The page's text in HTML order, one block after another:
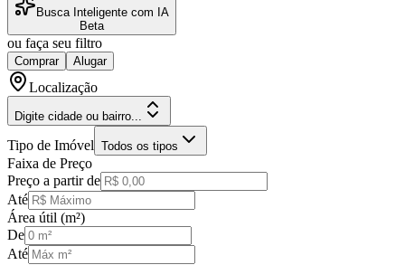
Busca Inteligente com IA
Beta
ou faça seu filtro
Comprar Alugar
Localização
Digite cidade ou bairro...
Tipo de Imóvel Todos os tipos
Faixa de Preço
Preço a partir de
Até
Área útil (m²)
De
Até